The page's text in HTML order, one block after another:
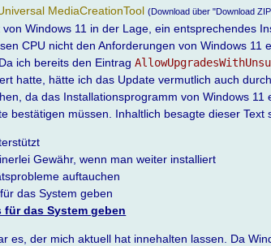
MediaCreationTool (Download über "Download
Windows 11 in der Lage, ein entsprechendes
CPU nicht den Anforderungen von Windows
ich bereits den Eintrag
hatte, hätte ich das Update vermutlich auch
da das Installationsprogramm von Windows 11
bestätigen müssen. Inhaltlich besagte dieser Text
Gewähr, wenn man weiter installiert
auftauchen
das System geben
für das System geben
es, der mich aktuell hat innehalten lassen. Da